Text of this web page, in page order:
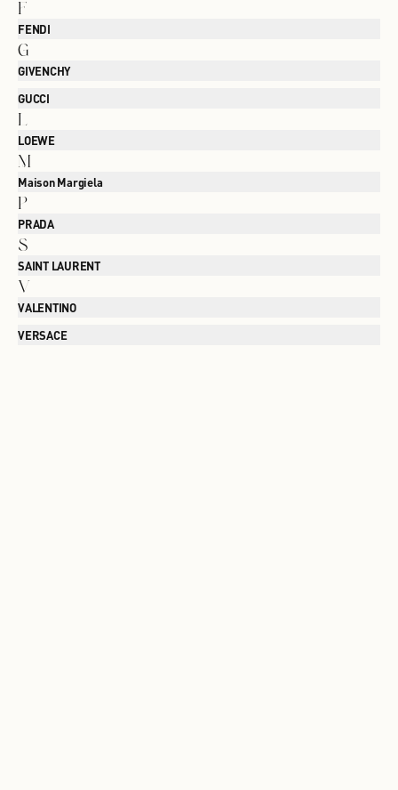
F
FENDI
G
GIVENCHY
GUCCI
LOEWE
M
Maison Margiela
P
PRADA
S
SAINT LAURENT
V
VALENTINO
VERSACE